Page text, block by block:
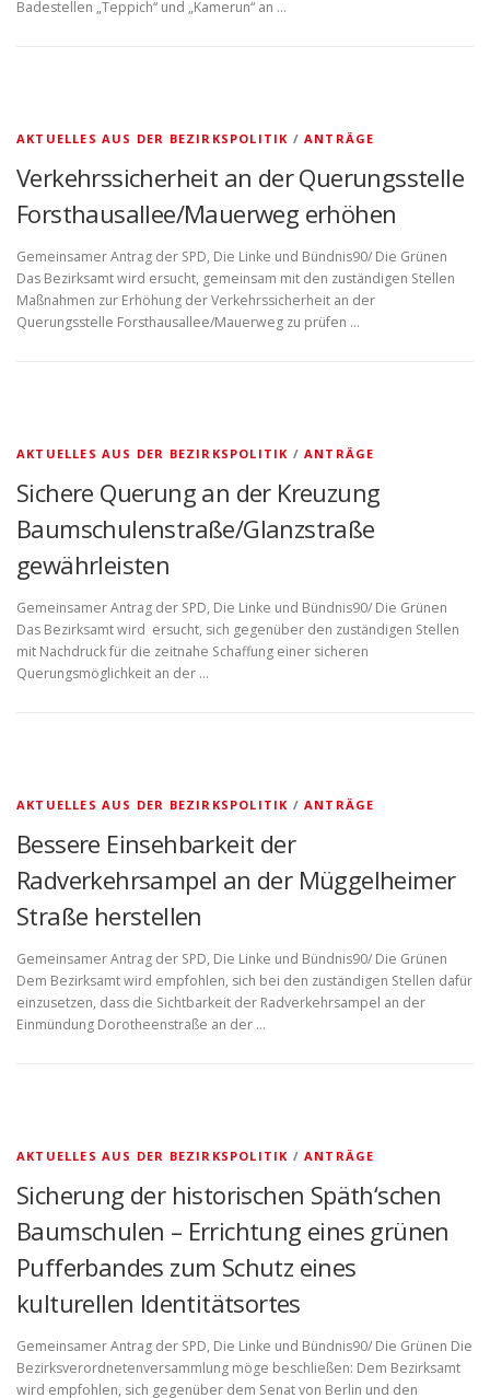
Badestellen „Teppich“ und „Kamerun“ an …
AKTUELLES AUS DER BEZIRKSPOLITIK /ANTRÄGE
Verkehrssicherheit an der Querungsstelle
Forsthausallee/Mauerweg erhöhen
Gemeinsamer Antrag der SPD, Die Linke und Bündnis90/ Die Grünen
Das Bezirksamt wird ersucht, gemeinsam mit den zuständigen Stellen
Maßnahmen zur Erhöhung der Verkehrssicherheit an der
Querungsstelle Forsthausallee/Mauerweg zu prüfen …
AKTUELLES AUS DER BEZIRKSPOLITIK /ANTRÄGE
Sichere Querung an der Kreuzung
Baumschulenstraße/Glanzstraße
gewährleisten
Gemeinsamer Antrag der SPD, Die Linke und Bündnis90/ Die Grünen
Das Bezirksamt wird ersucht, sich gegenüber den zuständigen Stellen
mit Nachdruck für die zeitnahe Schaffung einer sicheren
Querungsmöglichkeit an der …
AKTUELLES AUS DER BEZIRKSPOLITIK /ANTRÄGE
Bessere Einsehbarkeit der
Radverkehrsampel an der Müggelheimer
Straße herstellen
Gemeinsamer Antrag der SPD, Die Linke und Bündnis90/ Die Grünen
Dem Bezirksamt wird empfohlen, sich bei den zuständigen Stellen dafür
einzusetzen, dass die Sichtbarkeit der Radverkehrsampel an der
Einmündung Dorotheenstraße an der …
AKTUELLES AUS DER BEZIRKSPOLITIK /ANTRÄGE
Sicherung der historischen Späth‘schen
Baumschulen – Errichtung eines grünen
Pufferbandes zum Schutz eines
kulturellen Identitätsortes
Gemeinsamer Antrag der SPD, Die Linke und Bündnis90/ Die Grünen Die
Bezirksverordnetenversammlung möge beschließen: Dem Bezirksamt
wird empfohlen, sich gegenüber dem Senat von Berlin und den